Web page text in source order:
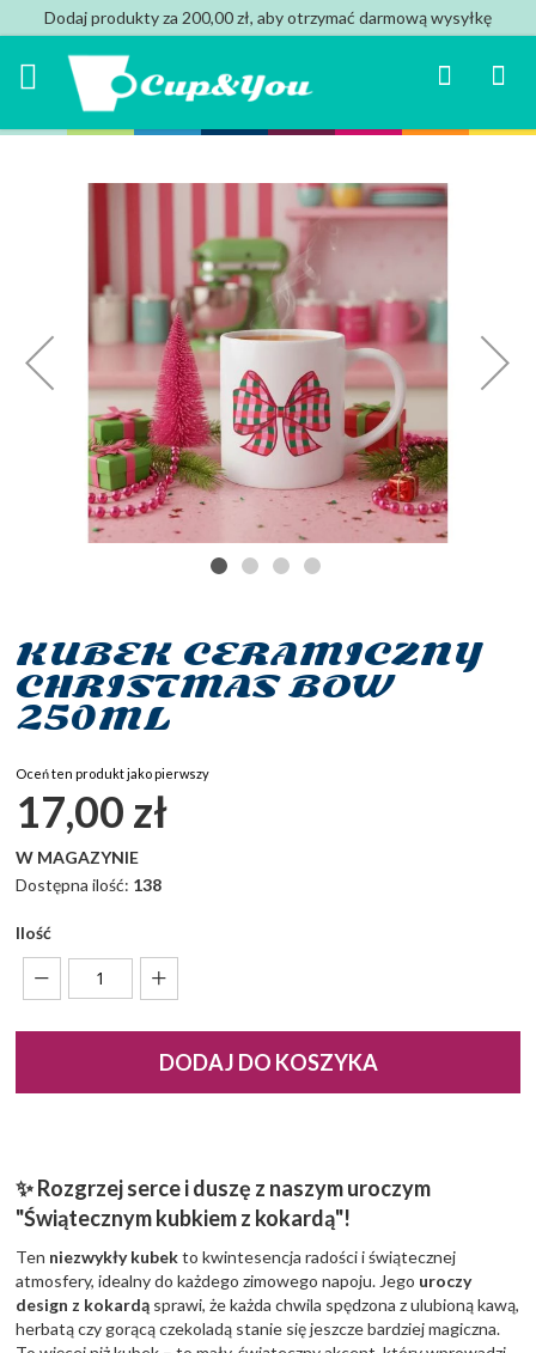
Dodaj produkty za 200,00 zł, aby otrzymać darmową wysyłkę
Mój
Search
KUBEK CERAMICZNY
CHRISTMAS BOW
250ML
Oceń ten produkt jako pierwszy
17,00 zł
W MAGAZYNIE
Dostępna ilość: 138
Ilość
DODAJ DO KOSZYKA
✨ Rozgrzej serce i duszę z naszym uroczym
"Świątecznym kubkiem z kokardą"!
Ten niezwykły kubekto kwintesencja radości i świątecznej
atmosfery, idealny do każdego zimowego napoju. Jego uroczy
design z kokardą sprawi, że każda chwila spędzona z ulubioną kawą,
herbatą czy gorącą czekoladą stanie się jeszcze bardziej magiczna.
Przejdź
na
początek
galerii